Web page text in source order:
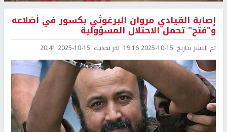
إصابة القيادي مروان البرغوثي بكسور في أضلاعه
و"فتح" تحمل الاحتلال المسؤولية
تم النشر بتاريخ: 2025-10-15 19:16 اخر تحديث: 2025-10-15 20:41